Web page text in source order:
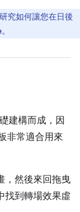
究如何讓您在日後
。
建構而成，因
非常適合用來
，然後來回拖曳
找到轉場效果虛